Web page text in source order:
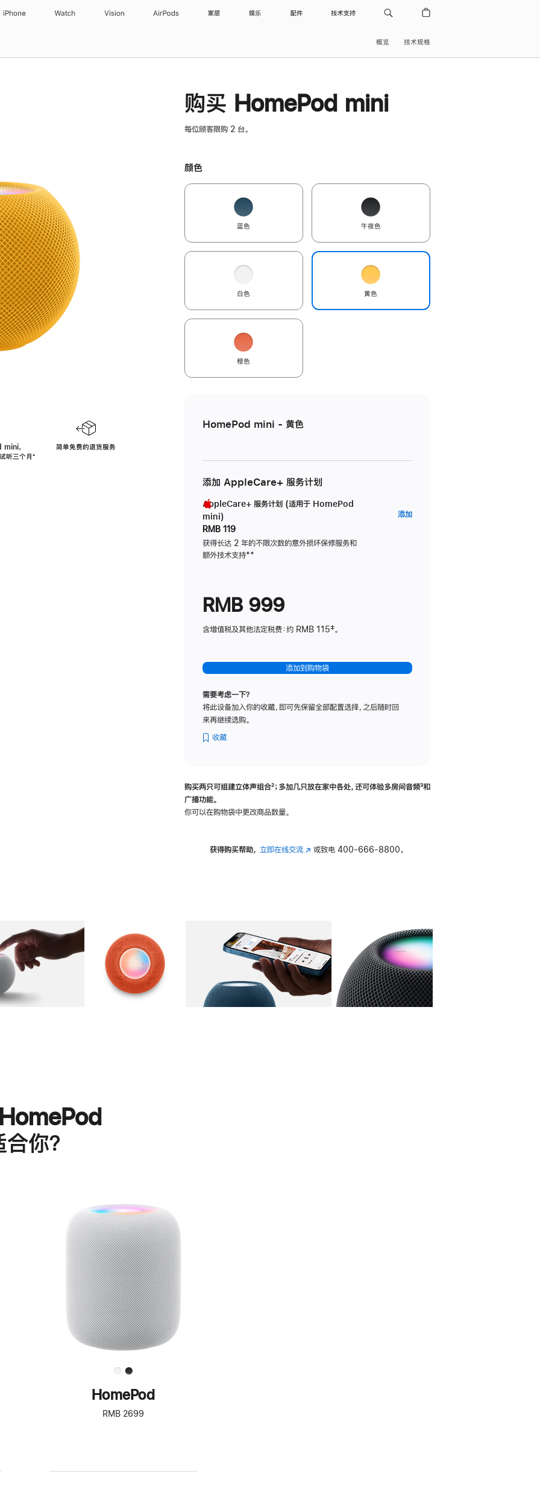
iPhone Watch Vision AirPods 家居 娱乐 配件 技术支持
概览 技术规格
，
听三个月脚
⁺
简单免费的退货服务
购买 HomePod mini
每位顾客限购 2 台。
颜色
蓝色 午夜色
白色 黄色
橙色
HomePod mini - 黄色
添加 AppleCare+ 服务计划
AppleCare+ 服务计划 (适用于 HomePod
mini)
RMB 119
获得长达 2 年的不限次数的意外损坏保修服务和
额外技术支持脚
**
添加AppleCare+
RMB 999
含增值税及其他法定税费：约 RMB 115‡。
添加到购物袋
需要考虑一下？
将此设备加入你的收藏，即可先保留全部配置选择，之后随时回
来再继续选购。
收藏
购买两只可组建立体声组合脚
²；多加几只放在家中各处，还可体验多‍房‍间音频脚
³和
广播功能。
你可以在购物袋中更改商品数量。
获得购买帮助， 立即在线交流(在 或致电 400-666-8800。
图库 图像 图库 图像 图库 图像 4 图库 图像 5
你？
进
一
步
了
解
HomePod<
HomePod
RMB 2699